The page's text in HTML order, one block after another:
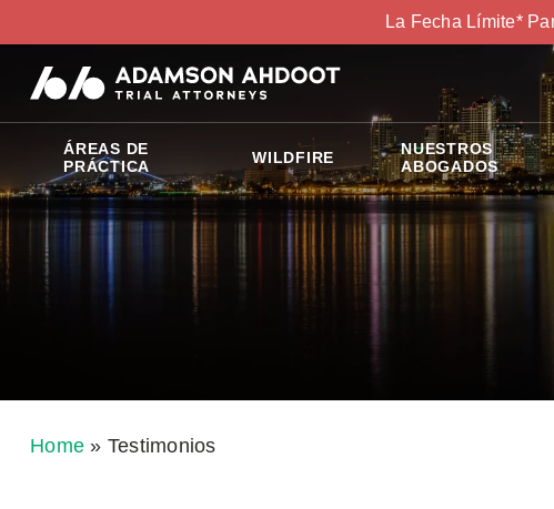
La Fecha Límite*
ÁREAS DE
PRÁCTICA
WILDFIRE
NUESTROS
ABOGADOS
Home » Testimonios